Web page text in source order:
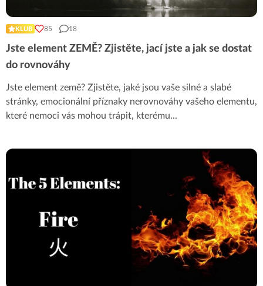
KLUB 85 18
Jste element ZEMĚ? Zjistěte, jací jste a jak se dostat
do rovnováhy
Jste element země? Zjistěte, jaké jsou vaše silné a slabé
stránky, emocionální příznaky nerovnováhy vašeho elementu,
které nemoci vás mohou trápit, kterému...